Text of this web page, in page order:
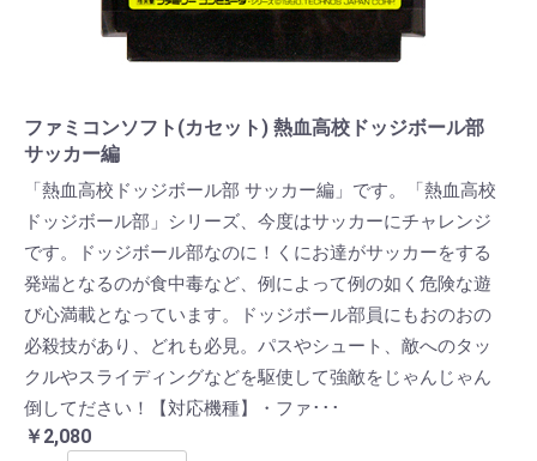
ファミコンソフト(カセット) 熱血高校ドッジボール部
サッカー編
「熱血高校ドッジボール部 サッカー編」です。「熱血高校
ドッジボール部」シリーズ、今度はサッカーにチャレンジ
です。ドッジボール部なのに！くにお達がサッカーをする
発端となるのが食中毒など、例によって例の如く危険な遊
び心満載となっています。ドッジボール部員にもおのおの
必殺技があり、どれも必見。パスやシュート、敵へのタッ
クルやスライディングなどを駆使して強敵をじゃんじゃん
倒してださい！【対応機種】・ファ･･･
￥2,080